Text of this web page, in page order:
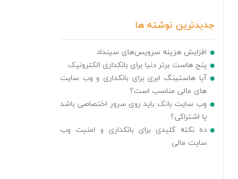
جدیدترین نوشته ها
افزایش هزینه سرویس‌های سینداد
پنج هاست برتر دنیا برای بانکداری الکترونیک
آیا هاستینگ ابری برای بانکداری و وب سایت
های مالی مناسب است؟
وب سایت بانک باید روی سرور اختصاصی باشد
یا اشتراکی؟
ده نکته کلیدی برای بانکداری و امنیت وب
سایت مالی